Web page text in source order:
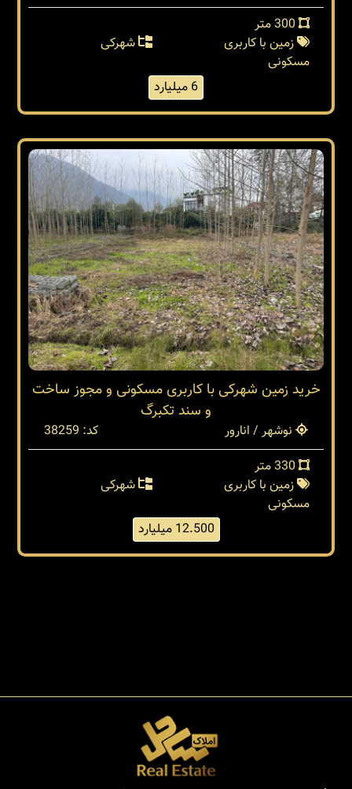
زمین با کاربری
مسکونی
شهرکی
6 میلیارد
خرید زمین شهرکی با کاربری مسکونی و مجوز ساخت
و سند تکبرگ
نوشهر / انارور
کد: 38259
زمین با کاربری
مسکونی
شهرکی
12.500 میلیارد